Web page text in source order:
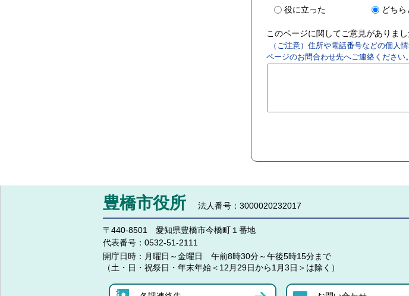
役に立った
どち
このページに関してご意見がありま
（ご注意）住所や電話番号などの個人
ページのお問合わせ先へご連絡ください。
豊橋市役所 法人番号：3000020232017
〒440-8501 愛知県豊橋市今橋町１番地
代表番号： 0532-51-2111
開庁日時： 月曜日～金曜日 午前8時30分～午後5時15分まで
（土・日・祝祭日・年末年始＜12月29日から1月3日＞は除く）